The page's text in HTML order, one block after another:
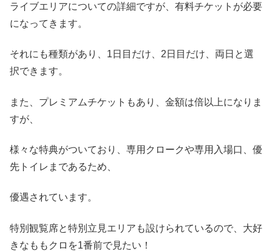
ライブエリアについての詳細ですが、有料チケットが必要
になってきます。
それにも種類があり、1日目だけ、2日目だけ、両日と選
択できます。
また、プレミアムチケットもあり、金額は倍以上になりま
すが、
様々な特典がついており、専用クロークや専用入場口、優
先トイレまであるため、
優遇されています。
特別観覧席と特別立見エリアも設けられているので、大好
きなももクロを1番前で見たい！